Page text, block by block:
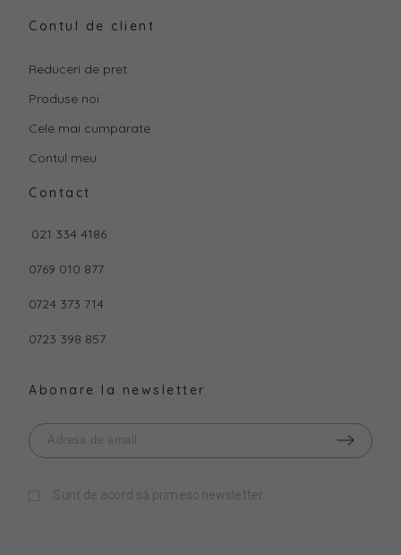
Contul de client
Reduceri de pret
Produse noi
Cele mai cumparate
Contul meu
Contact
021 334 4186
0769 010 877
0724 373 714
0723 398 857
Abonare la newsletter
Sunt de acord să primesc newsletter.